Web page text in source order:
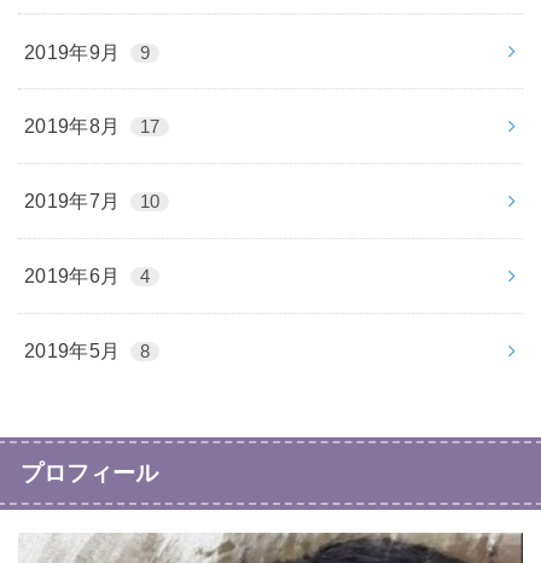
2019年9月 9
2019年8月 17
2019年7月 10
2019年6月 4
2019年5月 8
プロフィール